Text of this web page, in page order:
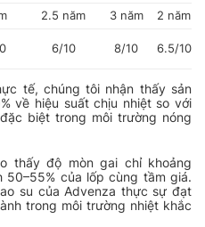
2.5 năm 3 năm
2 năm
6/10 8/10 6.5/10
tế, chúng tôi nhận thấy sản
về hiệu suất chịu nhiệt so với
biệt trong môi trường nóng
thấy độ mòn gai chỉ khoảng
của lốp cùng tầm giá.
su của Advenza thực sự đạt
trong môi trường nhiệt khắc